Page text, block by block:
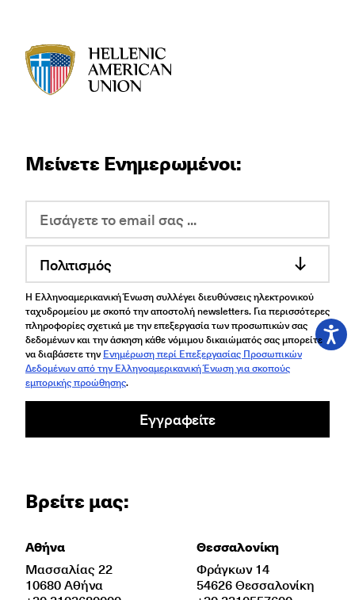
Μείνετε Ενημερωμένοι:
Πολιτισμός
Η Ελληνοαμερικανική Ένωση συλλέγει διευθύνσεις ηλεκτρονικού
ταχυδρομείου με σκοπό την αποστολή newsletters. Για περισσότερες
πληροφορίες σχετικά με την επεξεργασία των προσωπικών σας
δεδομένων και την άσκηση κάθε νόμιμου δικαιώματός σας μπορείτε
να διαβάσετε την Ενημέρωση περί Επεξεργασίας Προσωπικών
Δεδομένων από την Ελληνοαμερικανική Ένωση για σκοπούς
εμπορικής προώθησης.
Εγγραφείτε
Βρείτε μας:
Αθήνα
Μασσαλίας 22
10680 Αθήνα
Θεσσαλονίκη
Φράγκων 14
54626 Θεσσαλονίκη